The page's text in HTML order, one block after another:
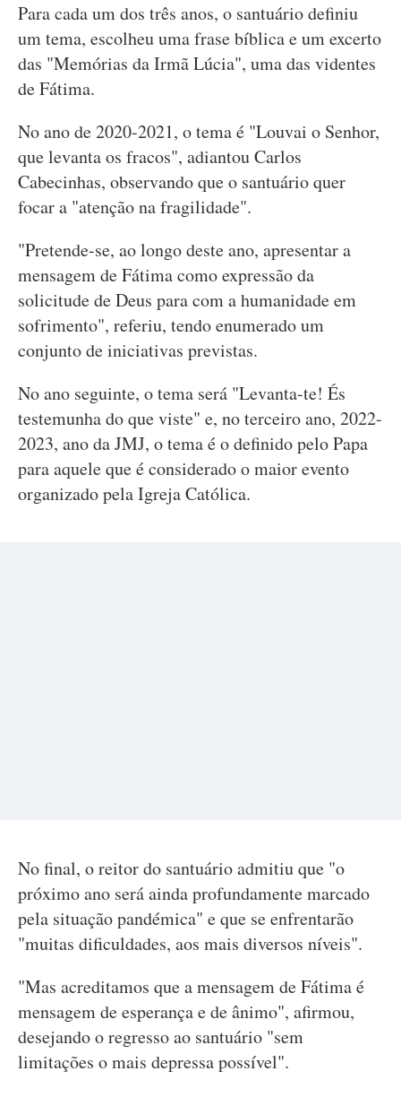
Para cada um dos três anos, o santuário definiu
um tema, escolheu uma frase bíblica e um excerto
das "Memórias da Irmã Lúcia", uma das videntes
de Fátima.
No ano de 2020-2021, o tema é "Louvai o Senhor,
que levanta os fracos", adiantou Carlos
Cabecinhas, observando que o santuário quer
focar a "atenção na fragilidade".
"Pretende-se, ao longo deste ano, apresentar a
mensagem de Fátima como expressão da
solicitude de Deus para com a humanidade em
sofrimento", referiu, tendo enumerado um
conjunto de iniciativas previstas.
No ano seguinte, o tema será "Levanta-te! És
testemunha do que viste" e, no terceiro ano, 2022-
2023, ano da JMJ, o tema é o definido pelo Papa
para aquele que é considerado o maior evento
organizado pela Igreja Católica.
No final, o reitor do santuário admitiu que "o
próximo ano será ainda profundamente marcado
pela situação pandémica" e que se enfrentarão
"muitas dificuldades, aos mais diversos níveis".
"Mas acreditamos que a mensagem de Fátima é
mensagem de esperança e de ânimo", afirmou,
desejando o regresso ao santuário "sem
limitações o mais depressa possível".